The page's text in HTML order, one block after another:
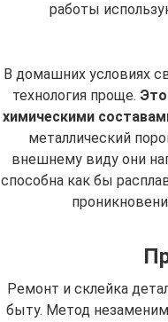
работы
В домашних условиях
технология проще.
химическими
металлический
внешнему виду они
способна как бы
Ремонт и склейка
быту. Метод